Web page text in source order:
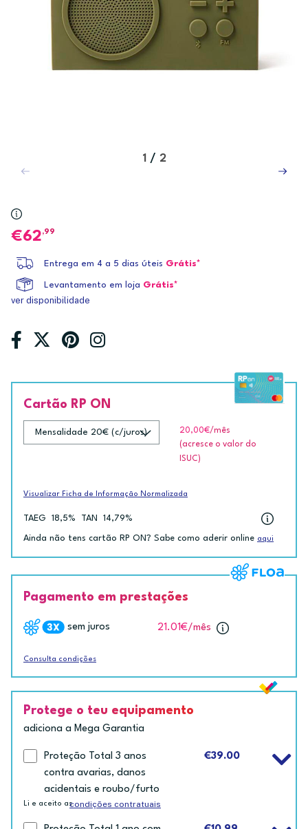
1 / 2
62,99
Entrega em 4 a 5 dias úteis Grátis*
Levantamento em loja Grátis*
ver disponibilidade
Cartão RP ON
20,00€/mês
(acresce o valor do
ISUC)
Visualizar Ficha de Informação Normalizada
TAEG 18,5% TAN 14,79%
Ainda não tens cartão RP ON? Sabe como aderir online aqui
Pagamento em prestações
sem juros 21.01€/mês
Consulta condições
Protege o teu equipamento
adiciona a Mega Garantia
Proteção Total 3 anos
contra avarias, danos
acidentais e roubo/furto
€39.00
Li e aceito ascondições contratuais